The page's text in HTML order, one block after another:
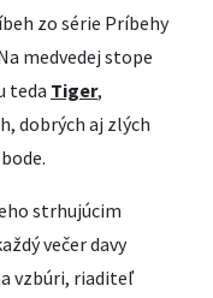
zo série Príbehy
medvedej stope
teda Tiger,
dobrých aj zlých
strhujúcim
večer davy
vzbúri, riaditeľ